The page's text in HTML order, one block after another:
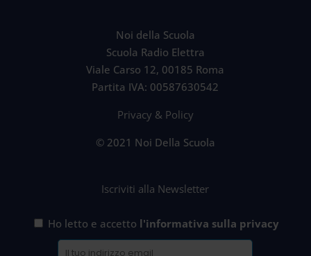
Noi della Scuola
Scuola Radio Elettra
Viale Carso 12, 00185 Roma
Partita IVA: 00587630542
Privacy & Policy
© 2021 Noi Della Scuola
Iscriviti alla Newsletter
Ho letto e accetto l'informativa sulla privacy